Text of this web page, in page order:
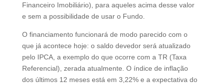
Financeiro Imobiliário), para aqueles acima desse valor
e sem a possibilidade de usar o Fundo.
O financiamento funcionará de modo parecido com o
que já acontece hoje: o saldo devedor será atualizado
pelo IPCA, a exemplo do que ocorre com a TR (Taxa
Referencial), zerada atualmente. O índice de inflação
dos últimos 12 meses está em 3,22% e a expectativa do